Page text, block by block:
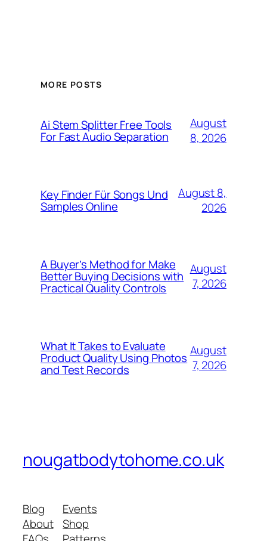
MORE POSTS
Ai Stem Splitter Free Tools
For Fast Audio Separation
August
8, 2026
Key Finder Für Songs Und
Samples Online
August 8,
2026
A Buyer’s Method for Make
Better Buying Decisions with
Practical Quality Controls
August
7, 2026
What It Takes to Evaluate
Product Quality Using Photos
and Test Records
August
7, 2026
nougatbodytohome.co.uk
Blog
About
Events
Shop